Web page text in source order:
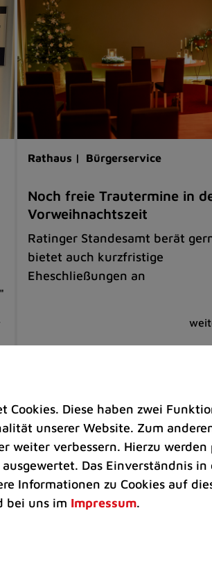
Rathaus | Bürgerservice
Noch freie Trautermine in
Vorweihnachtszeit
Ratinger Standesamt berät
bietet auch kurzfristige
Eheschließungen an
Cookies. Diese haben zwei
unserer Website. Zum
weiter verbessern. Hierzu
Das Einverständnis
Informationen zu Cookies auf
bei uns im Impressum.